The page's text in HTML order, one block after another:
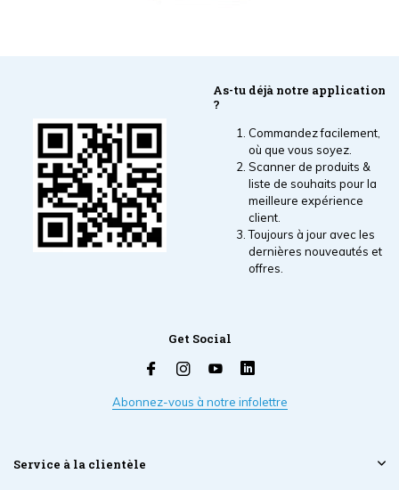
As-tu déjà notre application
?
Commandez facilement,
où que vous soyez.
Scanner de produits &
liste de souhaits pour la
meilleure expérience
client.
Toujours à jour avec les
dernières nouveautés et
offres.
Get Social
Abonnez-vous à notre infolettre
Service à la clientèle